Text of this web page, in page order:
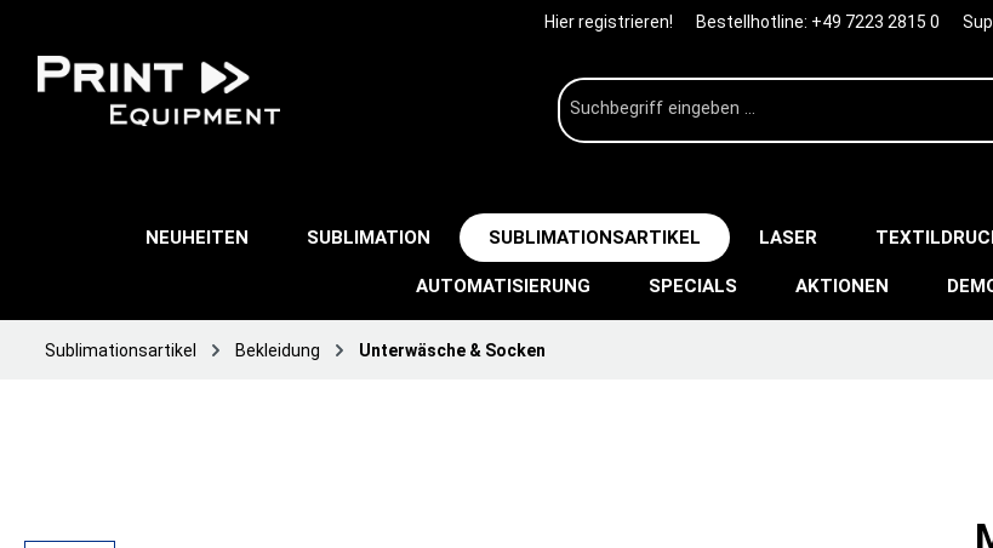
Hier registrieren! Bestellhotline: +49 7223 2815 0
NEUHEITEN SUBLIMATION SUBLIMATIONSARTIKEL LASER
AUTOMATISIERUNG SPECIALS AKTIONEN
Sublimationsartikel Bekleidung Unterwäsche & Socken